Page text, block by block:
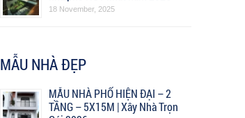
18 November, 2025
MẪU NHÀ ĐẸP
MẪU NHÀ PHỐ HIỆN ĐẠI – 2
TẦNG – 5X15M | Xây Nhà Trọn